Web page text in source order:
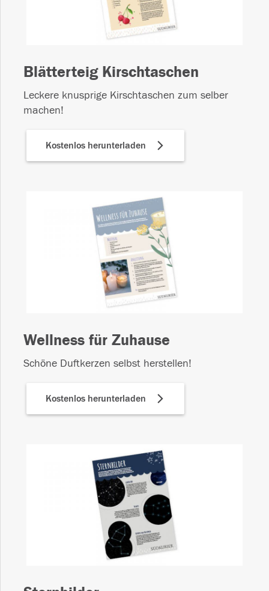
Blätterteig Kirschtaschen
Leckere knusprige Kirschtaschen zum selber
machen!
Kostenlos herunterladen
Wellness für Zuhause
Schöne Duftkerzen selbst herstellen!
Kostenlos herunterladen